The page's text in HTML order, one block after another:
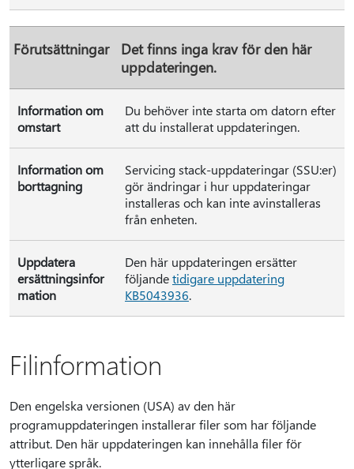
Förutsättningar
Det finns inga krav för den här
uppdateringen.
Information om
omstart
Du behöver inte starta om datorn efter
att du installerat uppdateringen.
Information om
borttagning
Servicing stack-uppdateringar (SSU:er)
gör ändringar i hur uppdateringar
installeras och kan inte avinstalleras
från enheten.
Uppdatera
ersättningsinfor
mation
Den här uppdateringen ersätter
följandetidigare uppdatering
KB5043936.
Filinformation
Den engelska versionen (USA) av den här
programuppdateringen installerar filer som har följande
attribut. Den här uppdateringen kan innehålla filer för
ytterligare språk.